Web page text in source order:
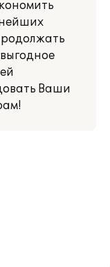
Ваши